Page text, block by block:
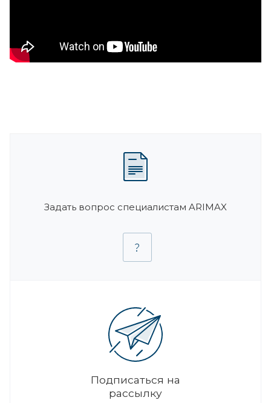
Задать вопрос специалистам ARIMAX
Подписаться на
рассылку